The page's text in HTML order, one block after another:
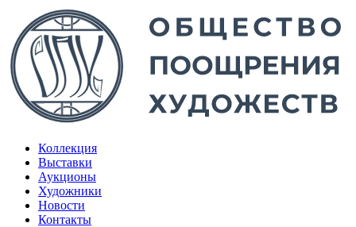
Коллекция
Выставки
Аукционы
Художники
Новости
Контакты